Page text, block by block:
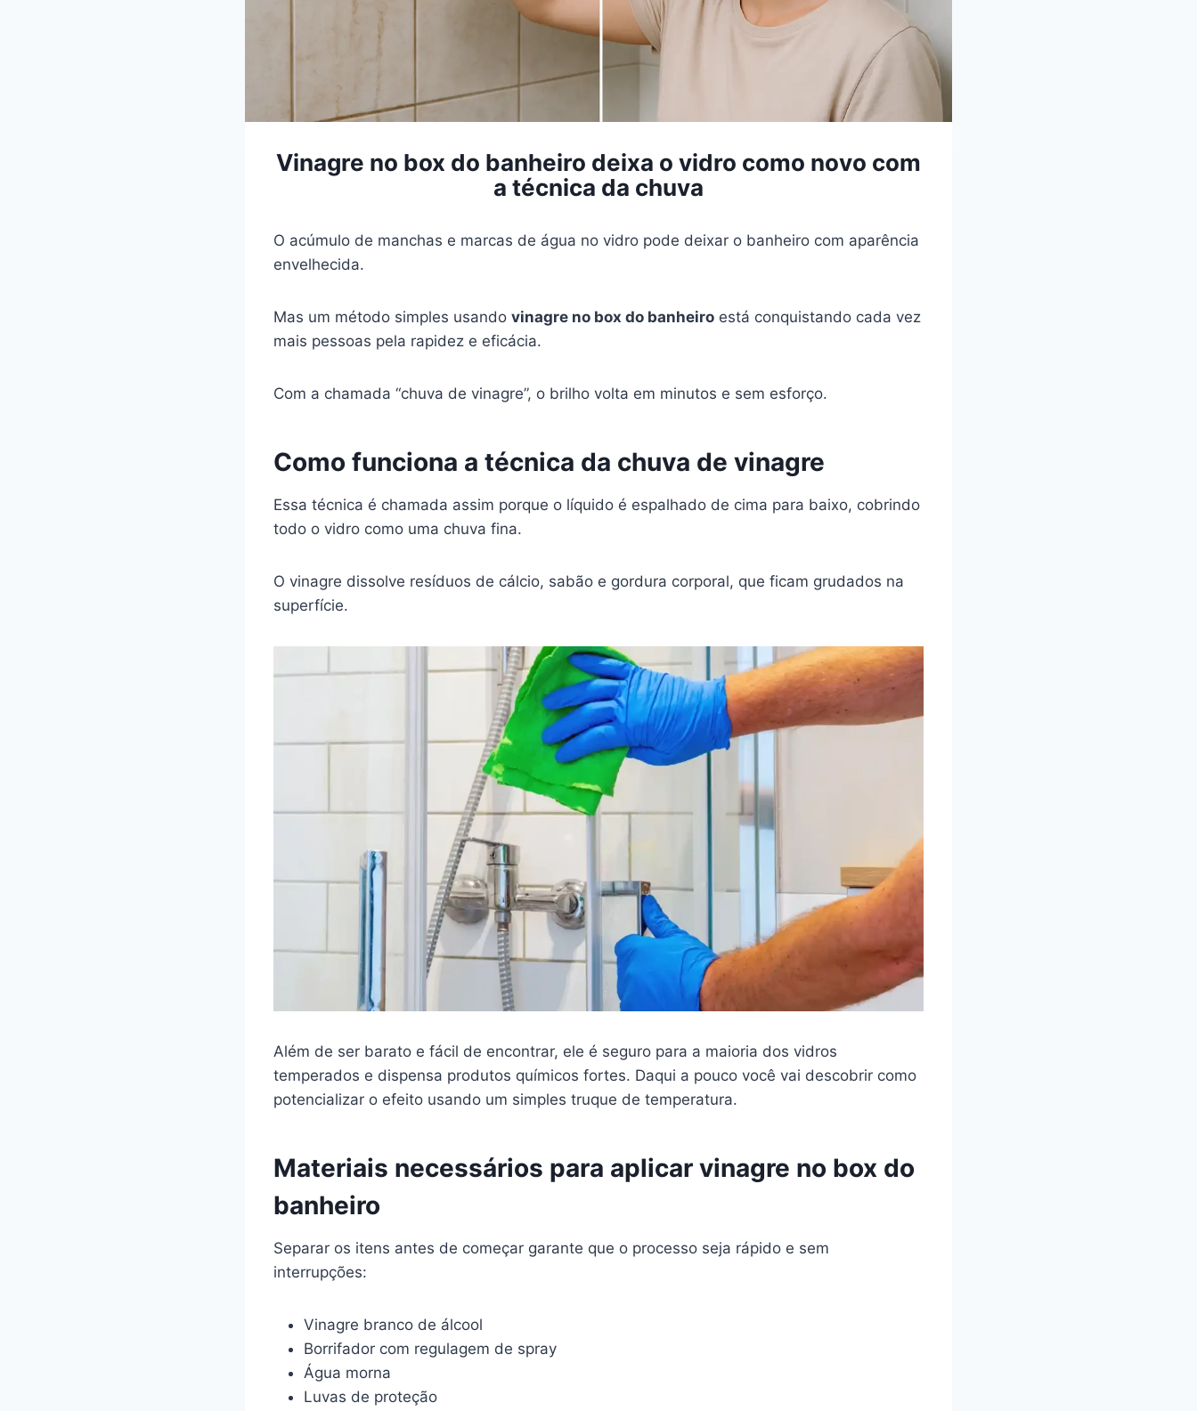
Vinagre no box do banheiro deixa o vidro como novo com
a técnica da chuva
O acúmulo de manchas e marcas de água no vidro pode deixar o banheiro com aparência
envelhecida.
Mas um método simples usando vinagre no box do banheiro está conquistando cada vez
mais pessoas pela rapidez e eficácia.
Com a chamada “chuva de vinagre”, o brilho volta em minutos e sem esforço.
Como funciona a técnica da chuva de vinagre
Essa técnica é chamada assim porque o líquido é espalhado de cima para baixo, cobrindo
todo o vidro como uma chuva fina.
O vinagre dissolve resíduos de cálcio, sabão e gordura corporal, que ficam grudados na
superfície.
Além de ser barato e fácil de encontrar, ele é seguro para a maioria dos vidros
temperados e dispensa produtos químicos fortes. Daqui a pouco você vai descobrir como
potencializar o efeito usando um simples truque de temperatura.
Materiais necessários para aplicar vinagre no box do
banheiro
Separar os itens antes de começar garante que o processo seja rápido e sem
interrupções:
Vinagre branco de álcool
Borrifador com regulagem de spray
Água morna
Luvas de proteção